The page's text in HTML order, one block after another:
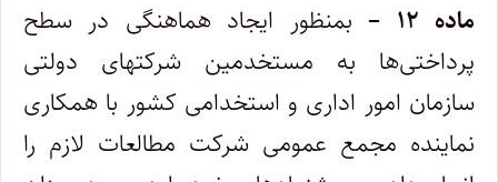
ماده ۱۲ –
بمنظور ایجاد هماهنگی در سطح
پرداختی‌ها به مستخدمین شرکتهای دولتی
سازمان امور اداری و استخدامی کشور با همکاری
نماینده ‌مجمع عمومی شرکت مطالعات لازم را